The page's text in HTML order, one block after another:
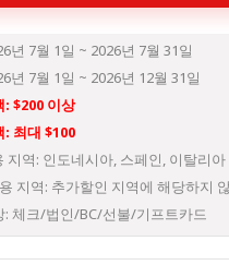
년 7월 1일 ~ 2026년 7월 31일
년 7월 1일 ~ 2026년 12월 31일
: $200 이상
: 최대 $100
지역: 인도네시아, 스페인, 이탈리아
지역: 추가할인 지역에 해당하지
: 체크/법인/BC/선불/기프트카드